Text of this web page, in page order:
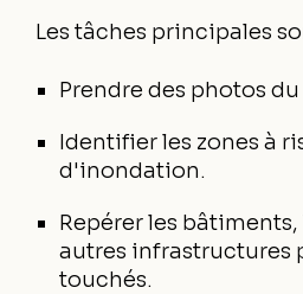
Les tâches principales
Prendre des photos
Identifier les zones à
d'inondation.
Repérer les
autres infrastructures
touchés.